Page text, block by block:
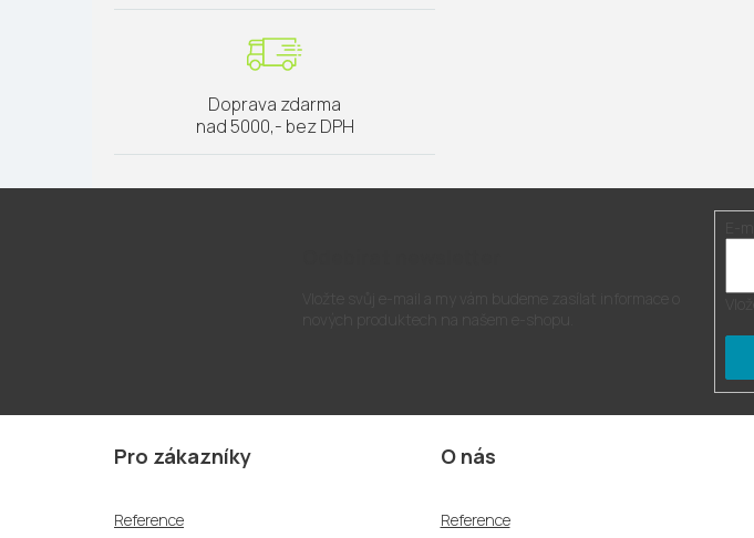
Doprava zdarma
nad 5000,- bez DPH
Z
Pro zákazníky
Reference
O nás
Reference